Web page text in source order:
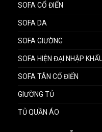
SOFA CỔ ĐIỂN
SOFA DA
SOFA GIƯỜNG
SOFA HIỆN ĐẠI NHẬP
SOFA TÂN CỔ ĐIỂN
GIƯỜNG TỦ
TỦ QUẦN ÁO